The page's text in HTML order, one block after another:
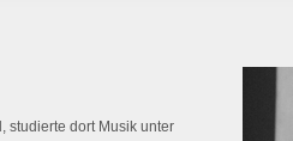
studierte dort Musik unter